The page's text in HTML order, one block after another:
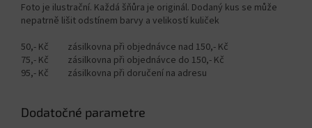
Foto je ilustrační. Každá šňůra je originál. Dodaný kus se může
nepatrně lišit odstínem barvy a velikostí kuliček
50,- Kč zásilkovna při objednávce nad 150,- Kč
75,- Kč zásilkovna při objednávce do 150,- Kč
95,- Kč zásilkovna při doručení na adresu
Dodatočné parametre